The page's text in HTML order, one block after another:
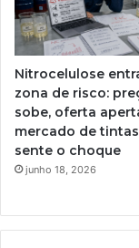
Nitrocelulose
zona de risco:
sobe, oferta
mercado de
sente o choque
junho 18, 2026